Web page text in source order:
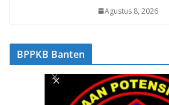
Agustus 8, 2026
BPPKB Banten